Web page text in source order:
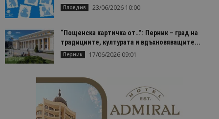
Пловдив 23/06/2026 10:00
“Пощенска картичка от…”: Перник – град на
традициите, културата и вдъхновяващите...
Перник 17/06/2026 09:01
_ga_B09EBBY8PY
.bgtourism.bg
1 година
1 месец
Тази
се
Google
_ga_WXPDN4HSCV